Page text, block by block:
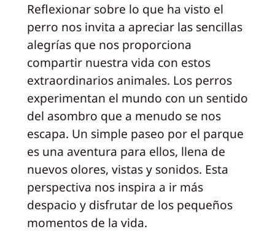
Reflexionar sobre lo que ha visto el
perro nos invita a apreciar las sencillas
alegrías que nos proporciona
compartir nuestra vida con estos
extraordinarios animales. Los perros
experimentan el mundo con un sentido
del asombro que a menudo se nos
escapa. Un simple paseo por el parque
es una aventura para ellos, llena de
nuevos olores, vistas y sonidos. Esta
perspectiva nos inspira a ir más
despacio y disfrutar de los pequeños
momentos de la vida.